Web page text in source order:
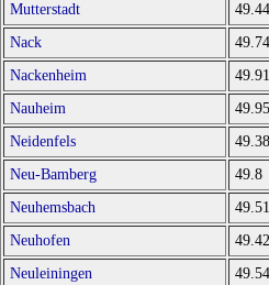
Mutterstadt
Nack
Nackenheim
Nauheim
Neidenfels
Neu-Bamberg
49.8
Neuhemsbach
Neuhofen
Neuleiningen